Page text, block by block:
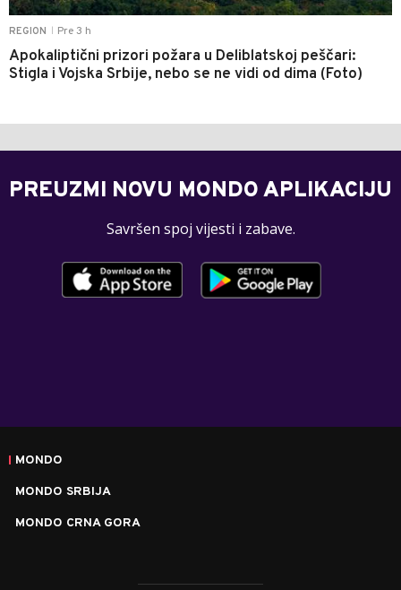
REGION Pre 3 h
Apokaliptični prizori požara u Deliblatskoj peščari:
Stigla i Vojska Srbije, nebo se ne vidi od dima (Foto)
PREUZMI NOVU MONDO APLIKACIJU
Savršen spoj vijesti i zabave.
MONDO
MONDO SRBIJA
MONDO CRNA GORA